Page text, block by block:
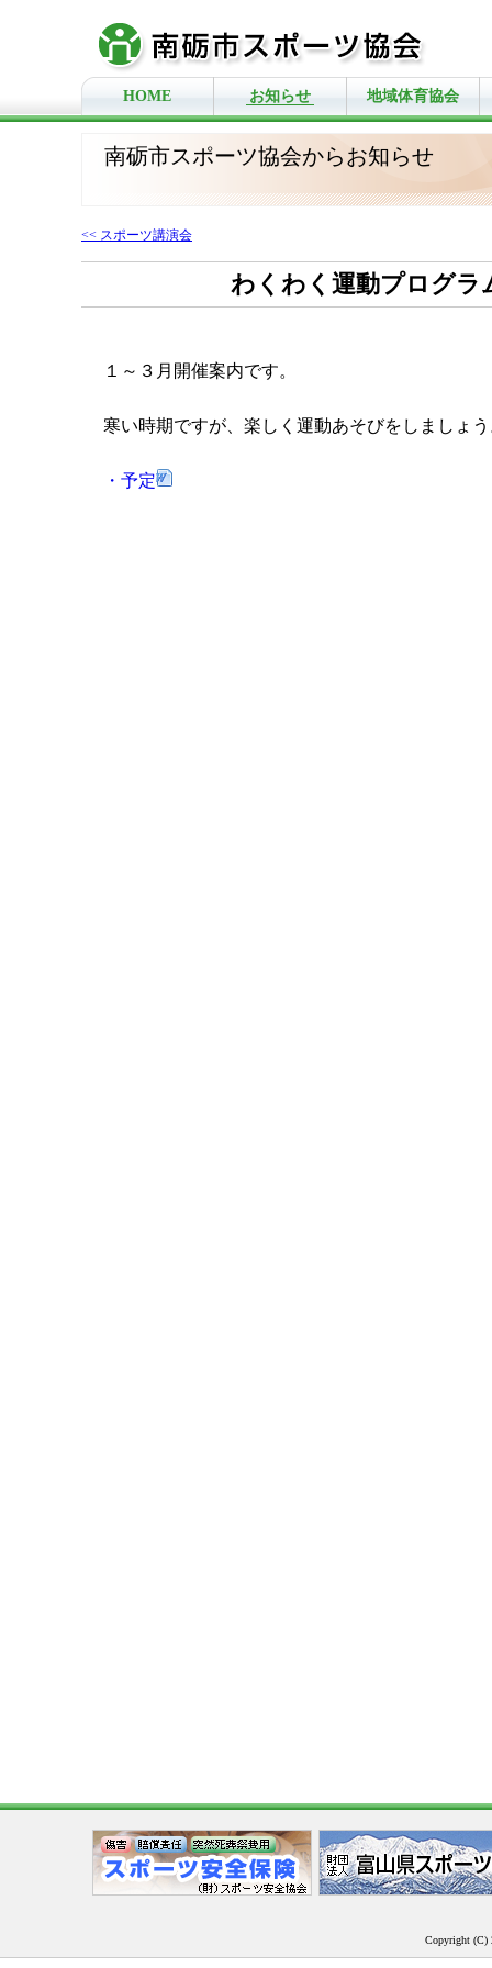
HOME お知らせ 地域体育協会
南砺市スポーツ協会からお知らせ
<< スポーツ講演会
わくわく運動プログラ
１～３月開催案内です。
寒い時期ですが、楽しく運動あそびをしましょ
・予定
Copyright (C)